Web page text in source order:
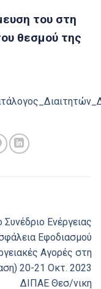
του στη
θεσμού της
Συνέδριο Ενέργειας
Εφοδιασμού
Αγορές στη
20-21 Οκτ. 2023
ΔΙΠΑΕ Θεσ/νικη